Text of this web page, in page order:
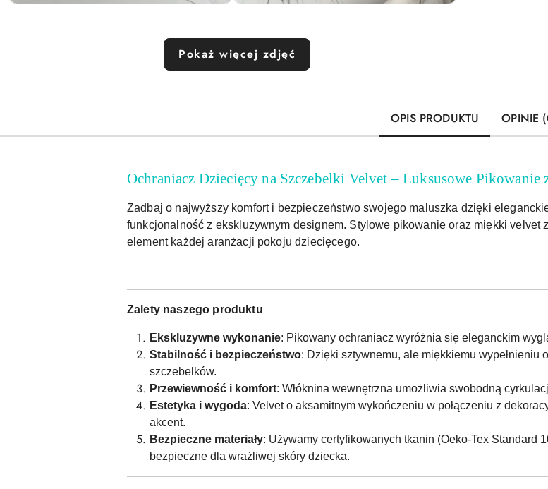
Pokaż więcej zdjęć
OPIS PRODUKTU OPINIE
Ochraniacz Dziecięcy na Szczebelki Velvet – Luksusowe Pikowanie
Zadbaj o najwyższy komfort i bezpieczeństwo swojego maluszka dzięki
funkcjonalność z ekskluzywnym designem. Stylowe pikowanie oraz miękki
element każdej aranżacji pokoju dziecięcego.
Zalety naszego produktu
Ekskluzywne wykonanie: Pikowany ochraniacz wyróżnia się eleganckim
Stabilność i bezpieczeństwo: Dzięki sztywnemu, ale miękkiemu
szczebelków.
Przewiewność i komfort: Włóknina wewnętrzna umożliwia swobodną
Estetyka i wygoda: Velvet o aksamitnym wykończeniu w połączeniu z
akcent.
Bezpieczne materiały: Używamy certyfikowanych tkanin (Oeko-Tex Standard
bezpieczne dla wrażliwej skóry dziecka.